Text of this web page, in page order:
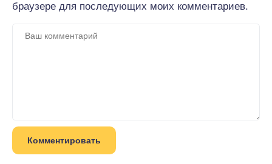
браузере для последующих моих комментариев.